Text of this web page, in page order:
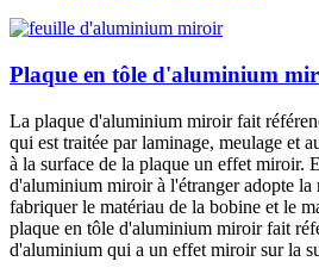
Plaque en tôle d'aluminium
La plaque d'aluminium miroir fait
qui est traitée par laminage, meulage et
à la surface de la plaque un effet miroir.
d'aluminium miroir à l'étranger adopte la
fabriquer le matériau de la bobine et le
plaque en tôle d'aluminium miroir fait
d'aluminium qui a un effet miroir sur la